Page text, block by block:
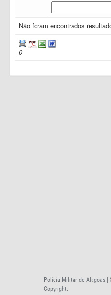
Não foram encontrados
0
Polícia Militar de Alagoas |
Copyright.